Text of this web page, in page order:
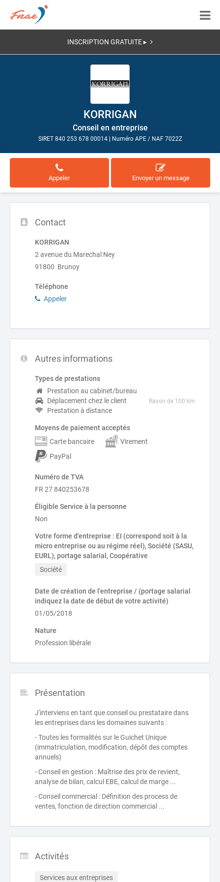
INSCRIPTION GRATUITE ▸
KORRIGAN
Conseil en entreprise
SIRET 840 253 678 00014 Numéro APE / NAF 7022Z
Appeler Envoyer un message
Contact
KORRIGAN
2 avenue du Marechal Ney
91800 Brunoy
Téléphone
Appeler
Autres informations
Types de prestations
Prestation au cabinet/bureau
Déplacement chez le client
Rayon de 100 km
Prestation à distance
Moyens de paiement acceptés
Carte bancaire
Virement
PayPal
Numéro de TVA
FR 27 840253678
Éligible Service à la personne
Non
Votre forme d'entreprise : EI (correspond soit à la
micro entreprise ou au régime réel), Société (SASU,
EURL), portage salarial, Coopérative
Société
Date de création de l'entreprise / (portage salarial
indiquez la date de début de votre activité)
01/05/2018
Nature
Profession libérale
Présentation
J'interviens en tant que conseil ou prestataire dans
les entreprises dans les domaines suivants :
- Toutes les formalités sur le Guichet Unique
(immatriculation, modification, dépôt des comptes
annuels)
- Conseil en gestion : Maîtrise des prix de revient,
analyse de bilan, calcul EBE, calcul de marge ...
- Conseil commercial : Définition des process de
ventes, fonction de direction commercial ...
Activités
Services aux entreprises